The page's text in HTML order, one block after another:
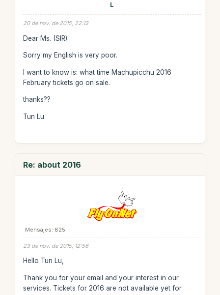
L
20 de nov. de 2015, 22:13
Dear Ms. (SIR):
Sorry my English is very poor.
I want to know is: what time Machupicchu 2016
February tickets go on sale.
thanks??
Tun Lu
Re: about 2016
Mensajes: 825
23 de nov. de 2015, 12:56
Hello Tun Lu,
Thank you for your email and your interest in our
services. Tickets for 2016 are not available yet for